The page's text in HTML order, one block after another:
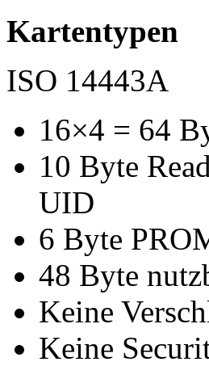
Kartentypen
ISO 14443A
16×4 = 64
10 Byte
UID
6 Byte
48 Byte
Keine
Keine